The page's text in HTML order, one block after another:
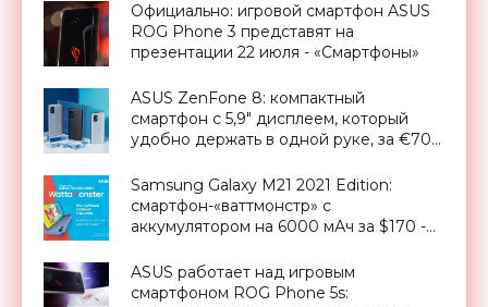
Официально: игровой смартфон ASUS
ROG Phone 3 представят на
презентации 22 июля - «Смартфоны»
ASUS ZenFone 8: компактный
смартфон с 5,9" дисплеем, который
удобно держать в одной руке, за €700
Samsung Galaxy M21 2021 Edition:
смартфон-«ваттмонстр» с
аккумулятором на 6000 мАч за $170 -
ASUS работает над игровым
смартфоном ROG Phone 5s: